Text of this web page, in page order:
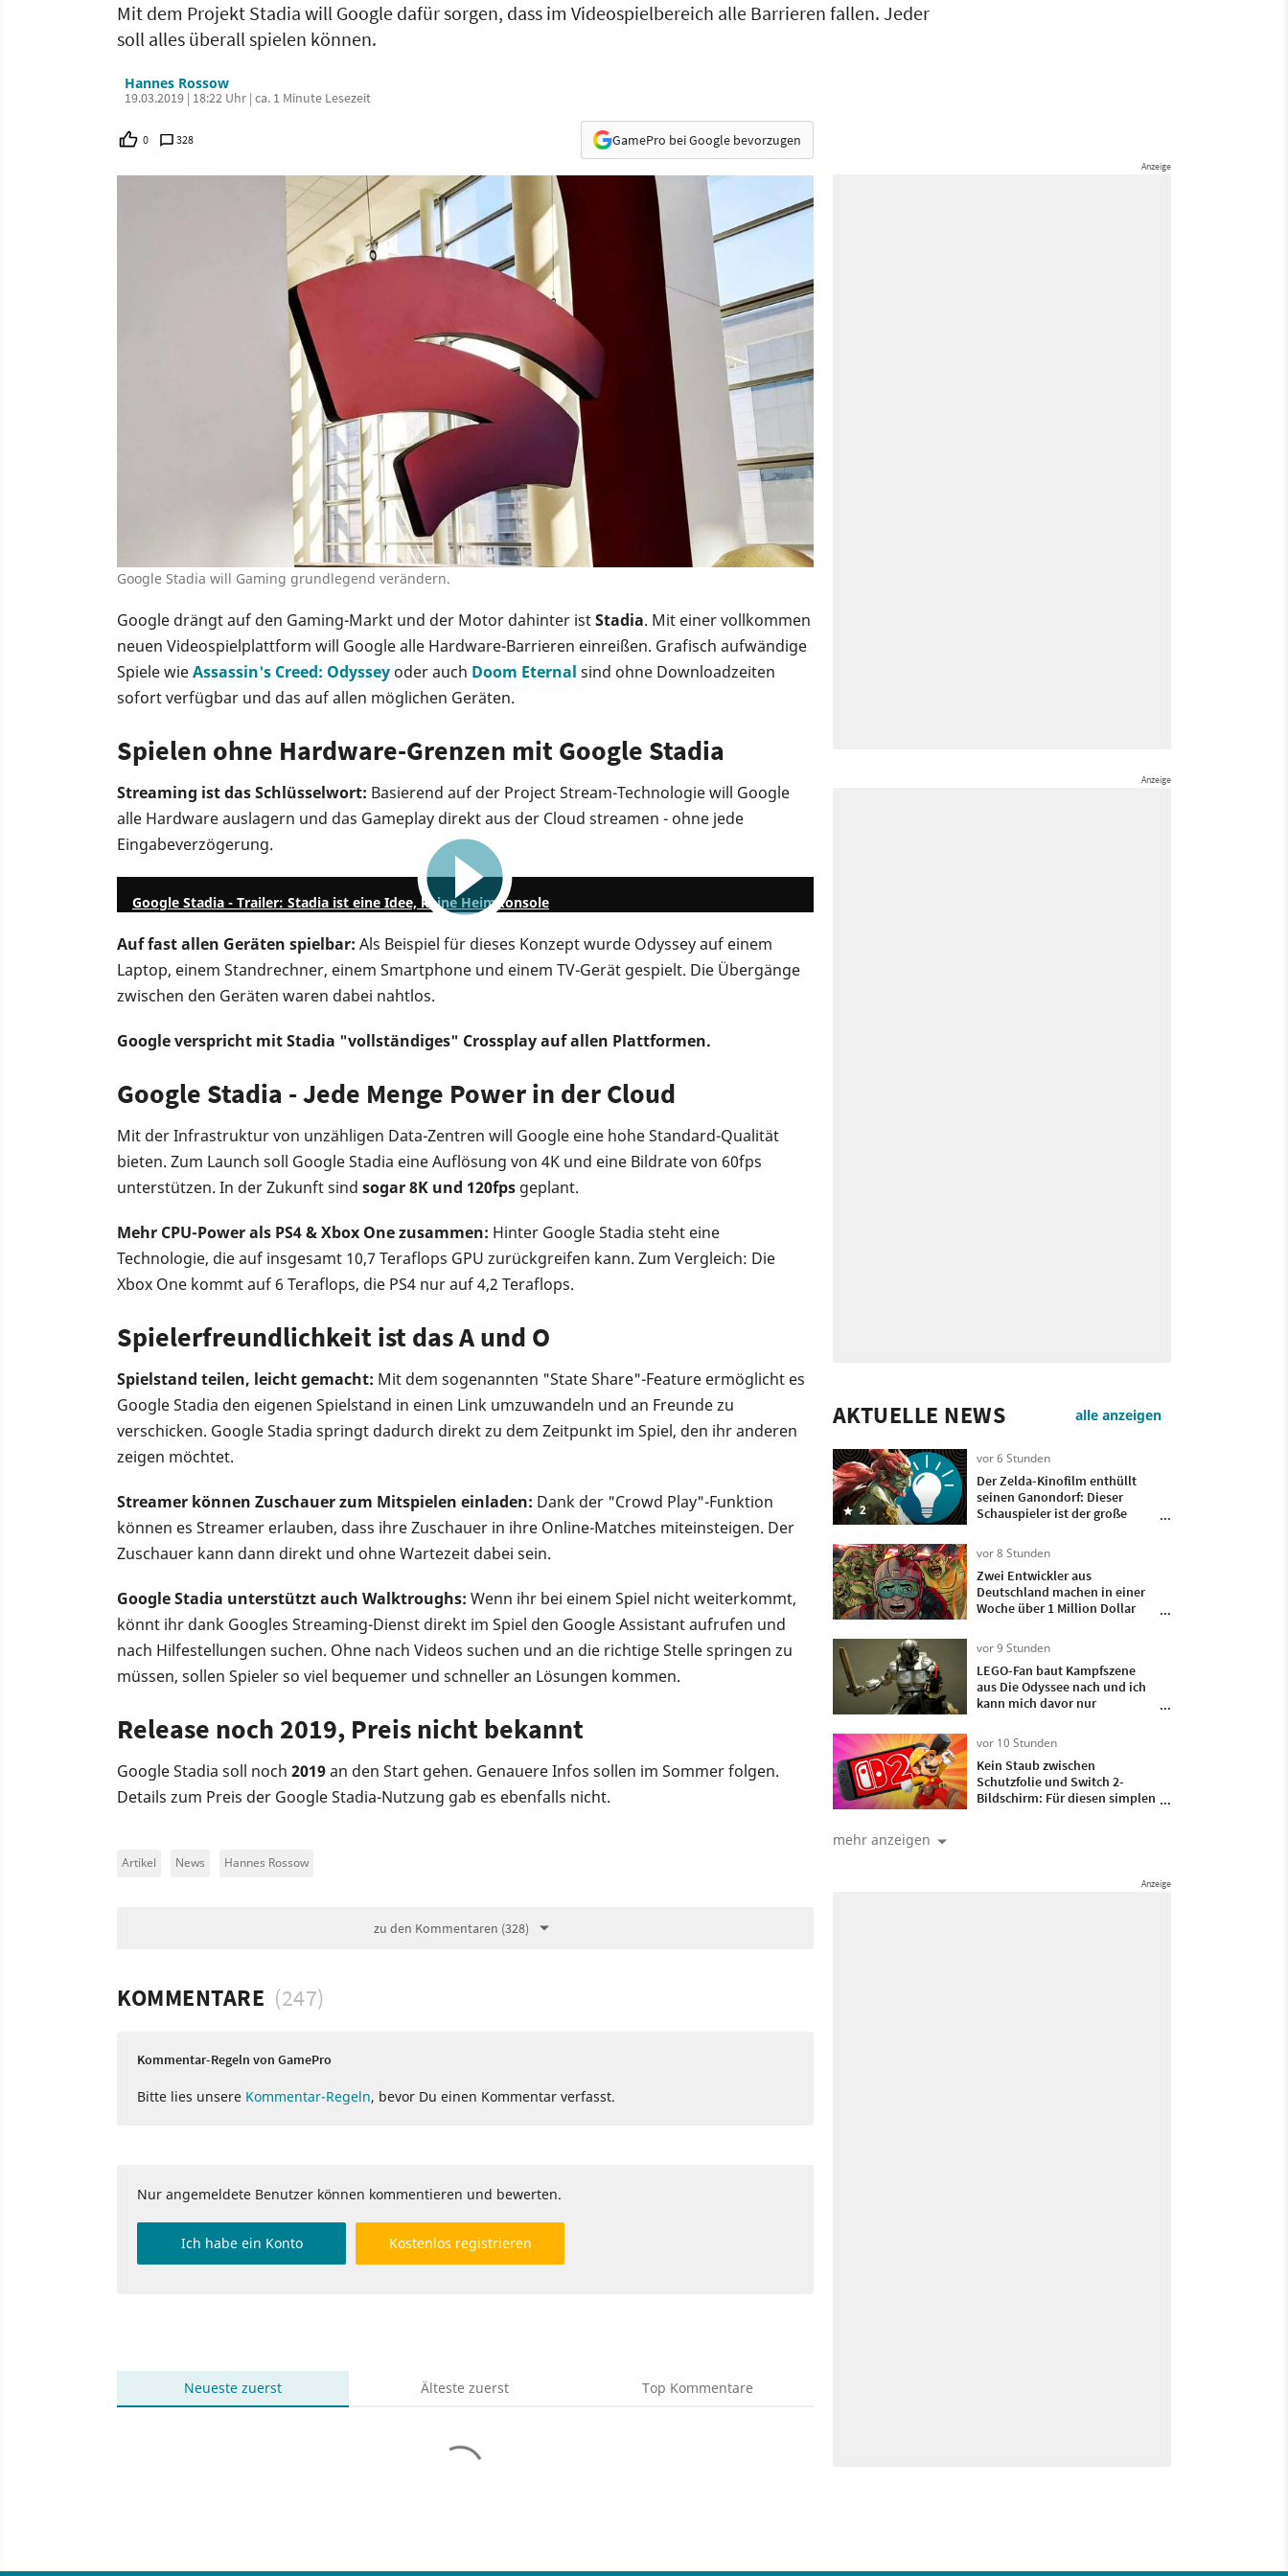
Mit dem Projekt Stadia will Google dafür sorgen, dass im Videospielbereich alle Barrieren fallen. Jeder
soll alles überall spielen können.
Hannes Rossow
19.03.2019 | 18:22 Uhr | ca. 1 Minute Lesezeit
0 328 GamePro bei Google bevorzugen
Google Stadia will Gaming grundlegend verändern.
Google drängt auf den Gaming-Markt und der Motor dahinter istStadia. Mit einer vollkommen
neuen Videospielplattform will Google alle Hardware-Barrieren einreißen. Grafisch aufwändige
Spiele wieAssassin's Creed: Odyssey oder auch Doom Eternal sind ohne Downloadzeiten
sofort verfügbar und das auf allen möglichen Geräten.
Spielen ohne Hardware-Grenzen mit Google Stadia
Streaming ist das Schlüsselwort: Basierend auf der Project Stream-Technologie will Google
alle Hardware auslagern und das Gameplay direkt aus der Cloud streamen - ohne jede
Eingabeverzögerung.
Google Stadia - Trailer: Stadia ist eine Idee, keine Heimkonsole
Auf fast allen Geräten spielbar: Als Beispiel für dieses Konzept wurde Odyssey auf einem
Laptop, einem Standrechner, einem Smartphone und einem TV-Gerät gespielt. Die Übergänge
zwischen den Geräten waren dabei nahtlos.
Google verspricht mit Stadia "vollständiges" Crossplay auf allen Plattformen.
Google Stadia - Jede Menge Power in der Cloud
Mit der Infrastruktur von unzähligen Data-Zentren will Google eine hohe Standard-Qualität
bieten. Zum Launch soll Google Stadia eine Auflösung von 4K und eine Bildrate von 60fps
unterstützen. In der Zukunft sind sogar 8K und 120fps geplant.
Mehr CPU-Power als PS4 & Xbox One zusammen: Hinter Google Stadia steht eine
Technologie, die auf insgesamt 10,7 Teraflops GPU zurückgreifen kann. Zum Vergleich: Die
Xbox One kommt auf 6 Teraflops, die PS4 nur auf 4,2 Teraflops.
Spielerfreundlichkeit ist das A und O
Spielstand teilen, leicht gemacht: Mit dem sogenannten "State Share"-Feature ermöglicht es
Google Stadia den eigenen Spielstand in einen Link umzuwandeln und an Freunde zu
verschicken. Google Stadia springt dadurch direkt zu dem Zeitpunkt im Spiel, den ihr anderen
zeigen möchtet.
Streamer können Zuschauer zum Mitspielen einladen: Dank der "Crowd Play"-Funktion
können es Streamer erlauben, dass ihre Zuschauer in ihre Online-Matches miteinsteigen. Der
Zuschauer kann dann direkt und ohne Wartezeit dabei sein.
Google Stadia unterstützt auch Walktroughs: Wenn ihr bei einem Spiel nicht weiterkommt,
könnt ihr dank Googles Streaming-Dienst direkt im Spiel den Google Assistant aufrufen und
nach Hilfestellungen suchen. Ohne nach Videos suchen und an die richtige Stelle springen zu
müssen, sollen Spieler so viel bequemer und schneller an Lösungen kommen.
Release noch 2019, Preis nicht bekannt
Google Stadia soll noch 2019an den Start gehen. Genauere Infos sollen im Sommer folgen.
Details zum Preis der Google Stadia-Nutzung gab es ebenfalls nicht.
Artikel News Hannes Rossow
zu den Kommentaren (328)
KOMMENTARE (247)
Kommentar-Regeln von GamePro
Bitte lies unsere Kommentar-Regeln, bevor Du einen Kommentar verfasst.
Nur angemeldete Benutzer können kommentieren und bewerten.
Ich habe ein Konto Kostenlos registrieren
Neueste zuerst Älteste zuerst Top Kommentare
AKTUELLE NEWS alle anzeigen
2
vor 6 Stunden
Der Zelda-Kinofilm enthüllt
seinen Ganondorf: Dieser
Schauspieler ist der große
vor 8 Stunden
Zwei Entwickler aus
Deutschland machen in einer
Woche über 1 Million Dollar
Monate lang entwickelt haben
vor 9 Stunden
LEGO-Fan baut Kampfszene
aus Die Odyssee nach und ich
kann mich davor nur
vor 10 Stunden
Kein Staub zwischen
Schutzfolie und Switch 2-
Bildschirm: Für diesen simplen
mehr anzeigen